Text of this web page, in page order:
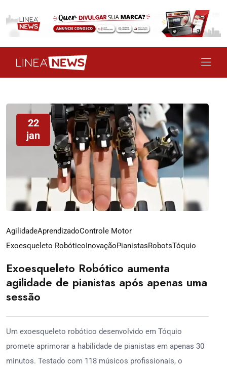
22
jan
AgilidadeAprendizadoControle Motor
Exoesqueleto RobóticoInovaçãoPianistasRobotsTóquio
Exoesqueleto Robótico aumenta
agilidade de pianistas após apenas uma
sessão
Um exoesqueleto robótico desenvolvido em Tóquio
promete aprimorar a habilidade de pianistas em apenas 30
minutos. Testado com 118 músicos profissionais, o